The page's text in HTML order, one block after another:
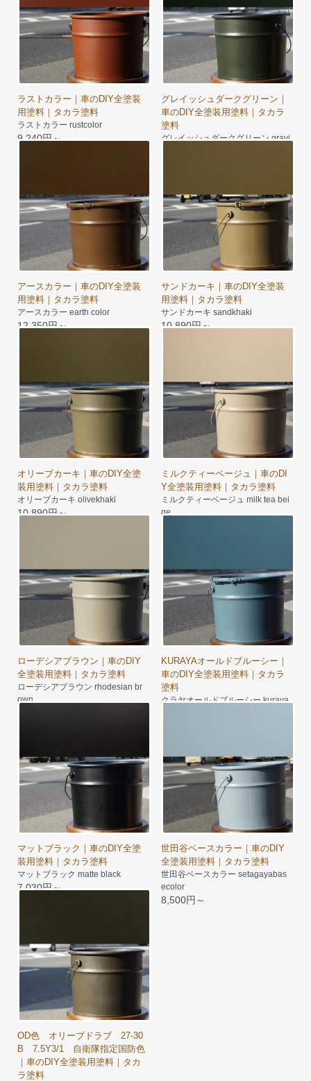
ラストカラー｜車のDIY全塗装
用塗料｜タカラ塗料
ラストカラー rustcolor
9,240円～
グレイッシュダークグリーン｜
車のDIY全塗装用塗料｜タカラ
塗料
グレイッシュダークグリーン grayi
アースカラー｜車のDIY全塗装
用塗料｜タカラ塗料
アースカラー earth color
12,350円～
サンドカーキ｜車のDIY全塗装
用塗料｜タカラ塗料
サンドカーキ sandkhaki
10,890円～
オリーブカーキ｜車のDIY全塗
装用塗料｜タカラ塗料
オリーブカーキ olivekhaki
10,890円～
ミルクティーベージュ｜車のDI
Y全塗装用塗料｜タカラ塗料
ミルクティーベージュ milk tea bei
ge
ローデシアブラウン｜車のDIY
全塗装用塗料｜タカラ塗料
ローデシアブラウン rhodesian br
own
KURAYAオールドブルーシー｜
車のDIY全塗装用塗料｜タカラ
塗料
クラヤオールドブルーシー kuraya
マットブラック｜車のDIY全塗
装用塗料｜タカラ塗料
マットブラック matte black
7,030円～
世田谷ベースカラー｜車のDIY
全塗装用塗料｜タカラ塗料
世田谷ベースカラー setagayabas
ecolor
8,500円～
OD色 オリーブドラブ 27-30
B 7.5Y3/1 自衛隊指定国防色
｜車のDIY全塗装用塗料｜タカ
ラ塗料